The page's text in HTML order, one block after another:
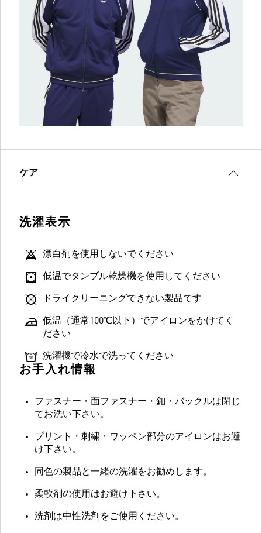
ケア
洗濯表示
漂白剤を使用しないでください
低温でタンブル乾燥機を使用してください
ドライクリーニングできない製品です
低温（通常100℃以下）でアイロンをかけてく
ださい
洗濯機で冷水で洗ってください
お手入れ情報
ファスナー・面ファスナー・釦・バックルは閉じ
てお洗い下さい。
プリント・刺繍・ワッペン部分のアイロンはお避
け下さい。
同色の製品と一緒の洗濯をお勧めします。
柔軟剤の使用はお避け下さい。
洗剤は中性洗剤をご使用ください。